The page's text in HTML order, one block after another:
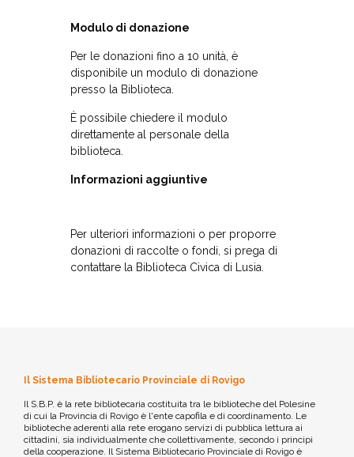
Modulo di donazione
Per le donazioni fino a 10 unità, è
disponibile un modulo di donazione
presso la Biblioteca.
È possibile chiedere il modulo
direttamente al personale della
biblioteca.
Informazioni aggiuntive
Per ulteriori informazioni o per proporre
donazioni di raccolte o fondi, si prega di
contattare la Biblioteca Civica di Lusia.
Il Sistema Bibliotecario Provinciale di Rovigo
Il S.B.P. è la rete bibliotecaria costituita tra le biblioteche del Polesine
di cui la Provincia di Rovigo è l'ente capofila e di coordinamento. Le
biblioteche aderenti alla rete erogano servizi di pubblica lettura ai
cittadini, sia individualmente che collettivamente, secondo i principi
della cooperazione. Il Sistema Bibliotecario Provinciale di Rovigo è